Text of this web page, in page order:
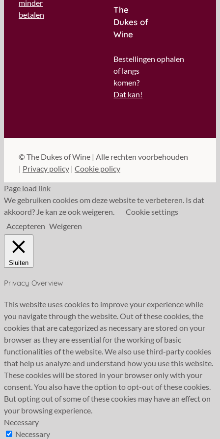
minder
betalen
The
Dukes of
Wine
Bestellingen ophalen
of langs
komen?
Dat kan!
©The Dukes of Wine | Alle rechten voorbehouden
| Privacy policy| Cookie policy
Page load link
We gebruiken cookies om deze website te verbeteren. Is dat
akkoord? Je kan ze ook weigeren.
Cookie settings
Accepteren Weigeren
Sluiten
Privacy Overview
This website uses cookies to improve your experience while
you navigate through the website. Out of these cookies, the
cookies that are categorized as necessary are stored on your
browser as they are essential for the working of basic
functionalities of the website. We also use third-party cookies
that help us analyze and understand how you use this website.
These cookies will be stored in your browser only with your
consent. You also have the option to opt-out of these cookies.
But opting out of some of these cookies may have an effect on
your browsing experience.
Necessary
Necessary